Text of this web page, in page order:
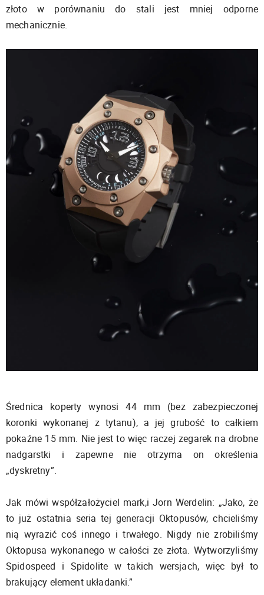
złoto w porównaniu do stali jest mniej odporne
mechanicznie.
Średnica koperty wynosi 44 mm (bez zabezpieczonej
koronki wykonanej z tytanu), a jej grubość to całkiem
pokaźne 15 mm. Nie jest to więc raczej zegarek na drobne
nadgarstki i zapewne nie otrzyma on określenia
„dyskretny”.
Jak mówi współzałożyciel mark,i Jorn Werdelin: „Jako, że
to już ostatnia seria tej generacji Oktopusów, chcieliśmy
nią wyrazić coś innego i trwałego. Nigdy nie zrobiliśmy
Oktopusa wykonanego w całości ze złota. Wytworzyliśmy
Spidospeed i Spidolite w takich wersjach, więc był to
brakujący element układanki.”